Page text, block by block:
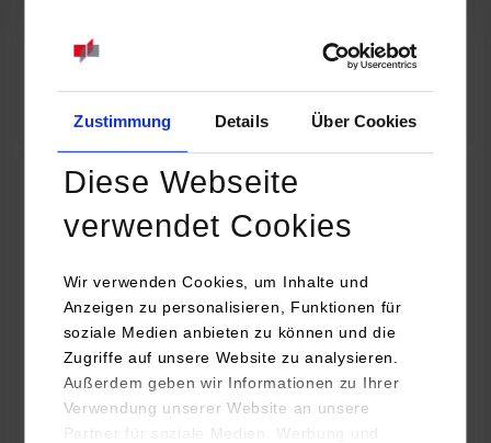
Zustimmung Details Über Cookies
Diese Webseite
verwendet Cookies
Wir verwenden Cookies, um Inhalte und
Anzeigen zu personalisieren, Funktionen für
soziale Medien anbieten zu können und die
Zugriffe auf unsere Website zu analysieren.
Außerdem geben wir Informationen zu Ihrer
Verwendung unserer Website an unsere
Partner für soziale Medien, Werbung und
Online INDIS-Infoveranstaltung für Studierende
Zum Event
Technologietag: Clean Urban Transportation –
nachhaltige Mobilität im (sub)urbanen Umfeld
16.09.2026 - 17.09.2026
Im Mittelpunkt stehen elektrische Antriebe, moderne
Batterietechnologien und innovative Fahrzeugkonzepte für
nachhaltige Mobilität in Stadt und…